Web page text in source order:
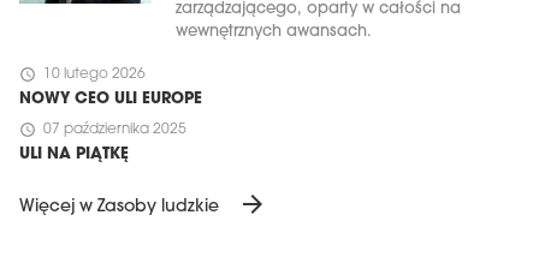
zarządzającego, oparty w całości na
wewnętrznych awansach.
schedule 10 lutego 2026
NOWY CEO ULI EUROPE
schedule 07 października 2025
ULI NA PIĄTKĘ
Więcej w Zasoby ludzkie arrow_forward